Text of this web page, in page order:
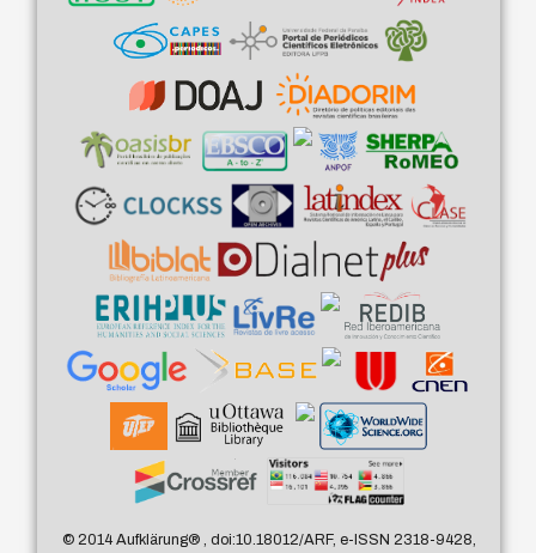
© 2014 Aufklärung®, doi:10.18012/ARF, e-ISSN 2318-9428,